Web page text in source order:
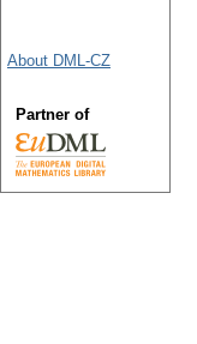
About DML-CZ
Partner of